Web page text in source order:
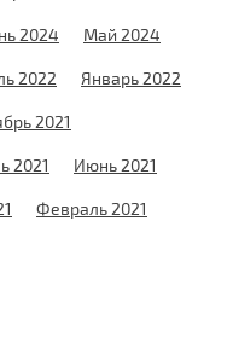
2024 Май 2024
2022 Январь 2022
2021
2021 Июнь 2021
Февраль 2021